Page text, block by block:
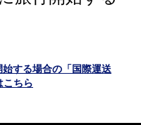
する場合の「国際運送
こちら